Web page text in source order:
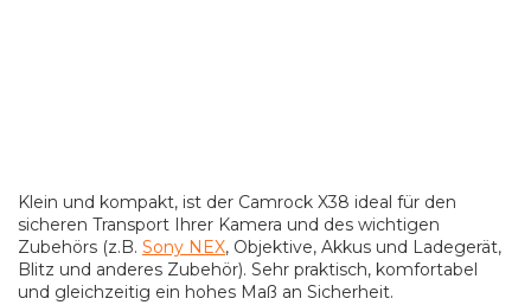
Klein und kompakt, ist der Camrock X38 ideal für den
sicheren Transport Ihrer Kamera und des wichtigen
Zubehörs (z.B. Sony NEX, Objektive, Akkus und Ladegerät,
Blitz und anderes Zubehör). Sehr praktisch, komfortabel
und gleichzeitig ein hohes Maß an Sicherheit.